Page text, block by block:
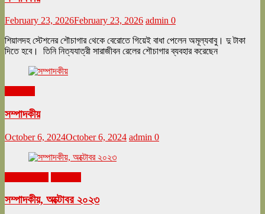
February 23, 2026February 23, 2026 admin 0
শিয়ালদহ স্টেশনের শৌচাগার থেকে বেরোতে গিয়েই বাধা পেলেন অমূল্যবাবু। দু টাকা
দিতে হবে। তিনি নিত্যযাত্রী সারাজীবন রেলের শৌচাগার ব্যবহার করেছেন
সম্পাদকীয়
October 6, 2024October 6, 2024 admin 0
সম্পাদকীয়, অক্টোবর ২০২৩